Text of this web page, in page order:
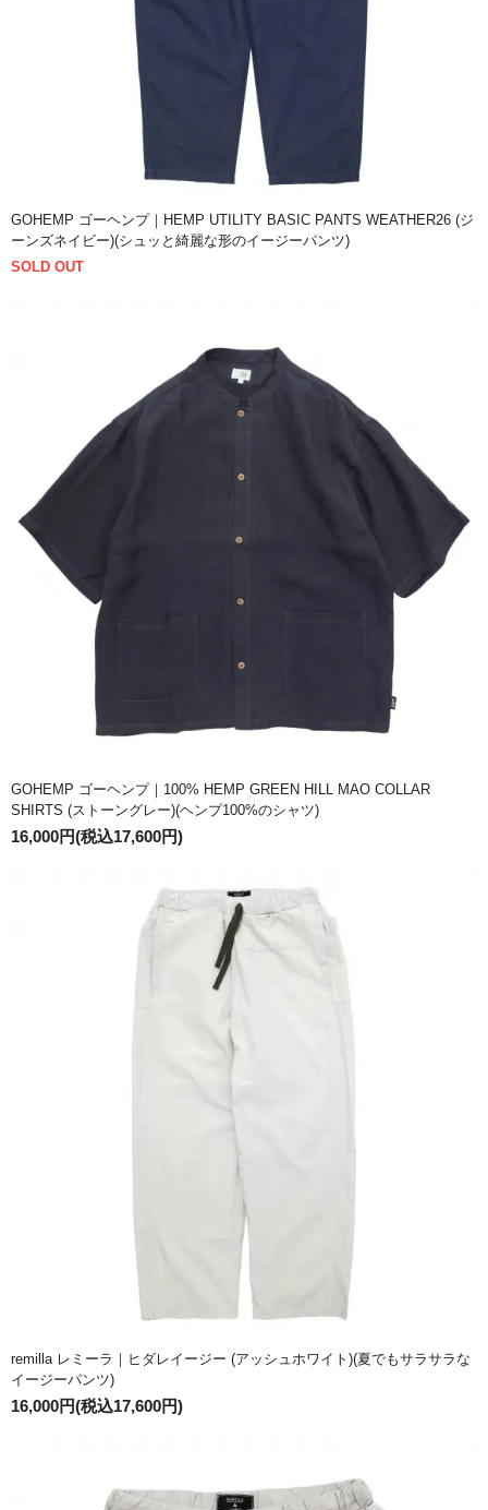
GOHEMP ゴーヘンプ｜HEMP UTILITY BASIC PANTS WEATHER26 (ジ
ーンズネイビー)(シュッと綺麗な形のイージーパンツ)
SOLD OUT
GOHEMP ゴーヘンプ｜100% HEMP GREEN HILL MAO COLLAR
SHIRTS (ストーングレー)(ヘンプ100%のシャツ)
16,000円(税込17,600円)
remilla レミーラ｜ヒダレイージー (アッシュホワイト)(夏でもサラサラな
イージーパンツ)
16,000円(税込17,600円)